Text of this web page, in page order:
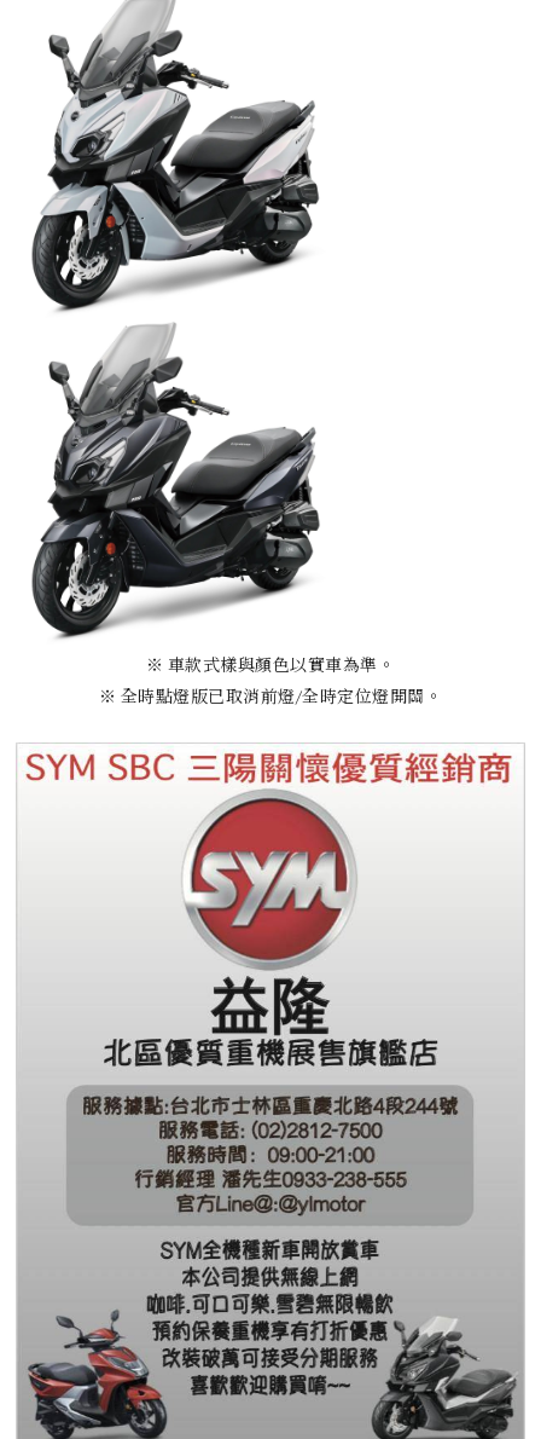
※ 車款式樣與顏色以實車為準。
※ 全時點燈版已取消前燈/全時定位燈開關。